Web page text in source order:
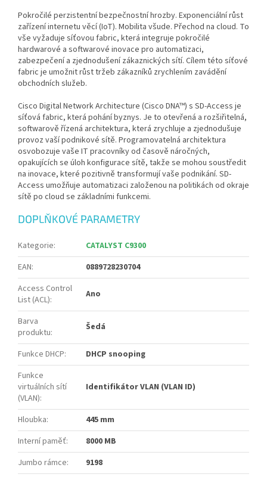
Pokročilé perzistentní bezpečnostní hrozby. Exponenciální růst
zařízení internetu věcí (IoT). Mobilita všude. Přechod na cloud. To
vše vyžaduje síťovou fabric, která integruje pokročilé
hardwarové a softwarové inovace pro automatizaci,
zabezpečení a zjednodušení zákaznických sítí. Cílem této síťové
fabric je umožnit růst tržeb zákazníků zrychlením zavádění
obchodních služeb.
Cisco Digital Network Architecture (Cisco DNA™) s SD-Access je
síťová fabric, která pohání byznys. Je to otevřená a rozšiřitelná,
softwarově řízená architektura, která zrychluje a zjednodušuje
provoz vaší podnikové sítě. Programovatelná architektura
osvobozuje vaše IT pracovníky od časově náročných,
opakujících se úloh konfigurace sítě, takže se mohou soustředit
na inovace, které pozitivně transformují vaše podnikání. SD-
Access umožňuje automatizaci založenou na politikách od okraje
sítě po cloud se základními funkcemi.
DOPLŇKOVÉ PARAMETRY
Kategorie:
CATALYST C9300
EAN:
0889728230704
Access Control
List (ACL): Ano
Barva
produktu: Šedá
Funkce DHCP:
DHCP snooping
Funkce
virtuálních sítí
(VLAN):
Identifikátor VLAN (VLAN ID)
Hloubka:
445 mm
Interní paměť:
8000 MB
Jumbo rámce:
9198